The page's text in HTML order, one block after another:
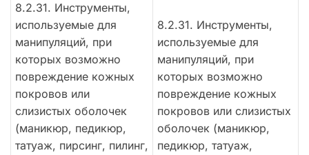
8.2.31. Инструменты,
используемые для
манипуляций, при
которых возможно
повреждение кожных
покровов или
слизистых оболочек
(маникюр, педикюр,
татуаж, пирсинг, пилинг,
8.2.31. Инструменты,
используемые для
манипуляций, при
которых возможно
повреждение кожных
покровов или слизистых
оболочек (маникюр,
педикюр, татуаж,